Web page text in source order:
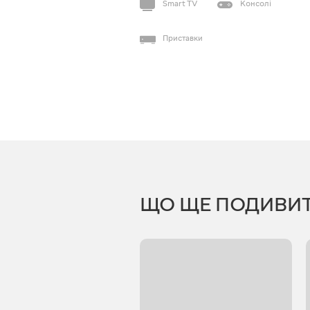
Smart TV Консолі
Приставки
ЩО ЩЕ